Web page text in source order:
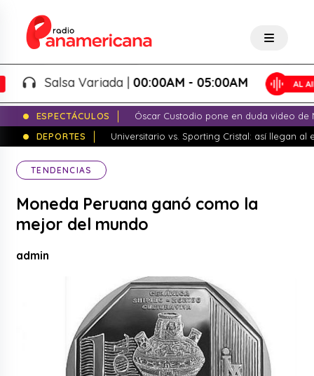
Salsa Variada |00:00AM - 05:00AM
ESPECTÁCULOS
Óscar Custodio pone en duda video de
DEPORTES
Universitario vs. Sporting Cristal: así llegan al
TENDENCIAS
Moneda Peruana ganó como la
mejor del mundo
admin